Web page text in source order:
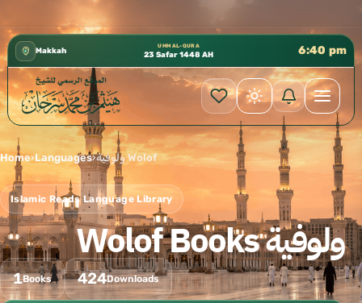
Makkah
UMM AL-QURA
23 Safar 1448 AH 6:40 pm
Home›Languages› ولوفية Wolof
Islamic Reads Language Library
ولوفية Wolof Books
1Books 424Downloads